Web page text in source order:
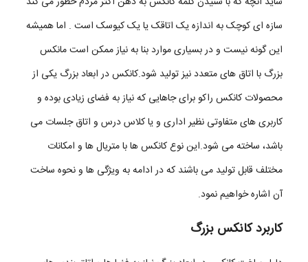
می گیرد می توان دیواره ها و کف آن را با ورق استیل پوشاند همین طور از درب و پنجره
های ضد گرد و غبار استفاده نمود و یا از سقف کاذب اکوستیک برای اتاق جلسات به
همراه سیستم های ویدئو پرژکتور برای کنفرانس تولید گردد. سازه های رستوران و
فروشگاه های بین شهری که گاها در توقف گاهای درون اتوبان ها برای مسافرین ساخته
می شوند ، ویلاهای پیش ساخته بزرگ و دفاتر اداری سازمان ها از جمله مواردی هستند
که کانکس در ابعاد بزرگ برای آنها بیشترین کاربرد را داشته و در کمترین زمان و با هزینه
های مناسب می توان یک بنا را با مساحت زیاد ایجاد کرد.در ساخت کانکس در ابعاد
سازه ای کوچک به اندازه یک اتاقک یا یک کیوسک است . اما همیشه
این گونه نیست و در بسیاری موارد بنا به نیاز ممکن است مانکس
بزرگ با اتاق های متعدد نیز تولید شود.کانکس در ابعاد بزرگ یکی از
محصولات کانکس راکو برای جاهایی که نیاز به فضای زیادی بوده و
کاربری های متفاوتی نظیر اداری و یا کلاس درس و اتاق جلسات می
باشد، ساخته می شود.این نوع کانکس ها با متریال ها و امکانات
مختلف قابل تولید می باشند که در ادامه به ویژگی ها و نحوه ساخت
آن اشاره خواهیم نمود.
کاربرد کانکس بزرگ